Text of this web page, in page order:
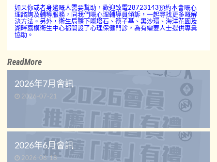
如果你或者身邊嘅人需要幫助，歡迎致電28723143預約本會嘅心
理諮詢及輔導服務，同我們嘅心理輔導員傾訴，一起尋找更多嘅解
決方法。另外，衛生局轄下嘅塔石、筷子基、黑沙環、海洋花園及
湖畔嘉模衛生中心都開設了心理保健門診，為有需要人士提供專業
協助。
ReadMore
2026年7月會訊
2026-07-21
2026年6月會訊
2026-06-18